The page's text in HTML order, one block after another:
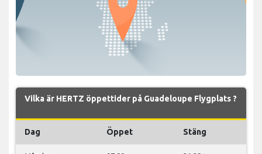
Vilka är HERTZ öppettider på Guadeloupe Flygplats ?
Dag Öppet Stäng